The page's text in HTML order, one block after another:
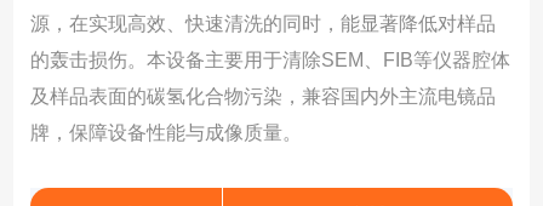
源，在实现高效、快速清洗的同时，能显著降低对样品
的轰击损伤。本设备主要用于清除SEM、FIB等仪器腔体
及样品表面的碳氢化合物污染，兼容国内外主流电镜品
牌，保障设备性能与成像质量。